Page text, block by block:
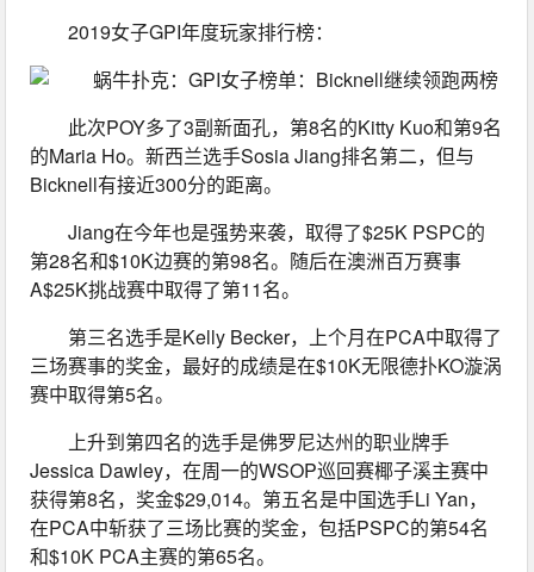
2019女子GPI年度玩家排行榜：
此次POY多了3副新面孔，第8名的Kitty Kuo和第9名
的Maria Ho。新西兰选手Sosia Jiang排名第二，但与
Bicknell有接近300分的距离。
Jiang在今年也是强势来袭，取得了$25K PSPC的
第28名和$10K边赛的第98名。随后在澳洲百万赛事
A$25K挑战赛中取得了第11名。
第三名选手是Kelly Becker，上个月在PCA中取得了
三场赛事的奖金，最好的成绩是在$10K无限德扑KO漩涡
赛中取得第5名。
上升到第四名的选手是佛罗尼达州的职业牌手
Jessica Dawley，在周一的WSOP巡回赛椰子溪主赛中
获得第8名，奖金$29,014。第五名是中国选手Li Yan，
在PCA中斩获了三场比赛的奖金，包括PSPC的第54名
和$10K PCA主赛的第65名。